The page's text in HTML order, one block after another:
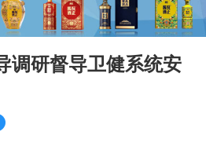
调研督导卫健系统安